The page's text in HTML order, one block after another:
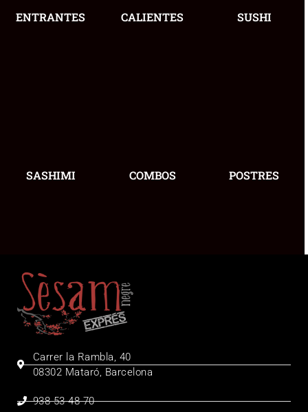
ENTRANTES CALIENTES SUSHI
SASHIMI COMBOS POSTRES
Carrer la Rambla, 40
08302 Mataró, Barcelona
938 53 48 70